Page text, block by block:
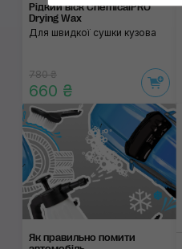
Рідкий віск ChemicalPRO
Drying Wax
Для швидкої сушки кузова
780 ₴
660 ₴
Як правильно помити